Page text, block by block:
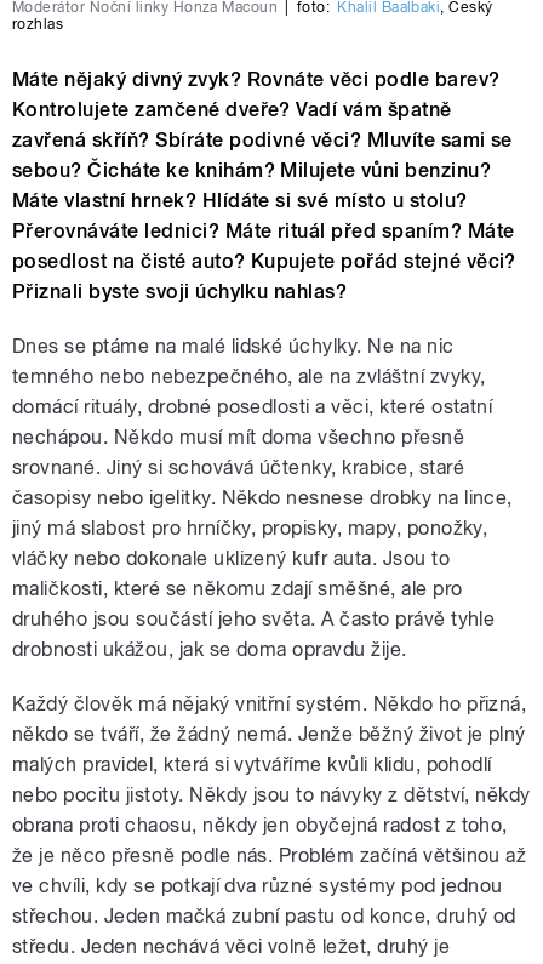
Moderátor Noční linky Honza Macoun foto: Khalil Baalbaki,Český
rozhlas
Máte nějaký divný zvyk? Rovnáte věci podle barev?
Kontrolujete zamčené dveře? Vadí vám špatně
zavřená skříň? Sbíráte podivné věci? Mluvíte sami se
sebou? Čicháte ke knihám? Milujete vůni benzinu?
Máte vlastní hrnek? Hlídáte si své místo u stolu?
Přerovnáváte lednici? Máte rituál před spaním? Máte
posedlost na čisté auto? Kupujete pořád stejné věci?
Přiznali byste svoji úchylku nahlas?
Dnes se ptáme na malé lidské úchylky. Ne na nic
temného nebo nebezpečného, ale na zvláštní zvyky,
domácí rituály, drobné posedlosti a věci, které ostatní
nechápou. Někdo musí mít doma všechno přesně
srovnané. Jiný si schovává účtenky, krabice, staré
časopisy nebo igelitky. Někdo nesnese drobky na lince,
jiný má slabost pro hrníčky, propisky, mapy, ponožky,
vláčky nebo dokonale uklizený kufr auta. Jsou to
maličkosti, které se někomu zdají směšné, ale pro
druhého jsou součástí jeho světa. A často právě tyhle
drobnosti ukážou, jak se doma opravdu žije.
Každý člověk má nějaký vnitřní systém. Někdo ho přizná,
někdo se tváří, že žádný nemá. Jenže běžný život je plný
malých pravidel, která si vytváříme kvůli klidu, pohodlí
nebo pocitu jistoty. Někdy jsou to návyky z dětství, někdy
obrana proti chaosu, někdy jen obyčejná radost z toho,
že je něco přesně podle nás. Problém začíná většinou až
ve chvíli, kdy se potkají dva různé systémy pod jednou
střechou. Jeden mačká zubní pastu od konce, druhý od
středu. Jeden nechává věci volně ležet, druhý je